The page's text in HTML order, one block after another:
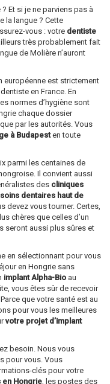
Et si je ne parviens pas à
la langue ? Cette
vous : votre dentiste
très probablement fait
de Molière n’auront
européenne est strictement
en France. En
normes d’hygiène sont
chaque dossier
par les autorités. Vous
à Budapesten toute
parmi les centaines de
Il convient aussi
des cliniques
soins dentaires haut de
devez vous tourner. Certes,
chères que celles d’un
seront aussi plus sûres et
en sélectionnant pour vous
en Hongrie sans
implant Alpha-Bio au
vous êtes sûr de recevoir
Parce que votre santé est au
pour vous les meilleures
votre projet d’implant
besoin. Nous vous
pour vous. Vous
clés pour votre
en Hongrie, les postes des